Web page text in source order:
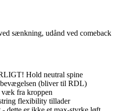
sænkning, udånd ved comeback
Hold neutral spine
(bliver til RDL)
væk fra kroppen
flexibility tillader